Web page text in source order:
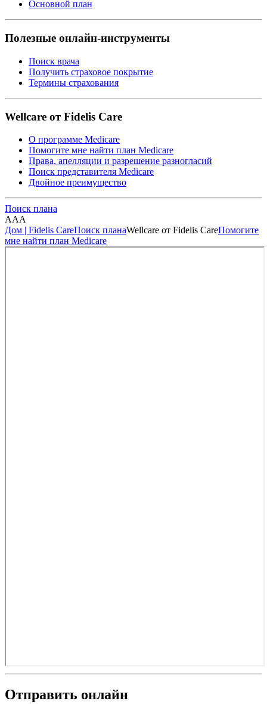
Основной план
Полезные онлайн-инструменты
Поиск врача
Получить страховое покрытие
Термины страхования
Wellcare от Fidelis Care
О программе Medicare
Помогите мне найти план Medicare
Права, апелляции и разрешение разногласий
Поиск представителя Medicare
Двойное преимущество
Поиск плана
AAA
Дом | Fidelis CareПоиск планаWellcare от Fidelis CareПомогите
мне найти план Medicare
Отправить онлайн